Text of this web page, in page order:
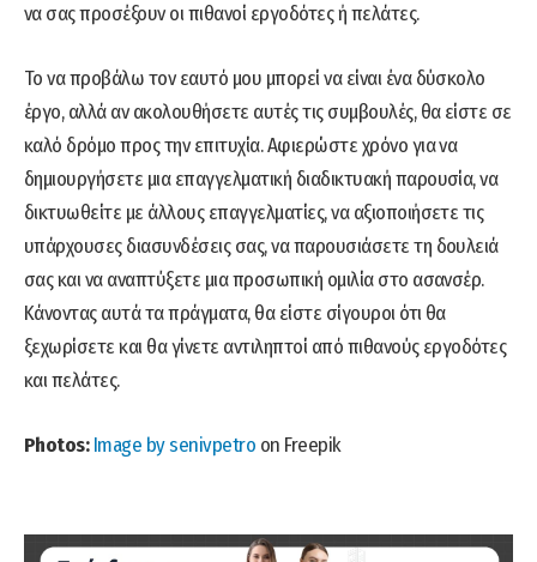
να σας προσέξουν οι πιθανοί εργοδότες ή πελάτες.
Το να προβάλω τον εαυτό μου μπορεί να είναι ένα δύσκολο
έργο, αλλά αν ακολουθήσετε αυτές τις συμβουλές, θα είστε σε
καλό δρόμο προς την επιτυχία. Αφιερώστε χρόνο για να
δημιουργήσετε μια επαγγελματική διαδικτυακή παρουσία, να
δικτυωθείτε με άλλους επαγγελματίες, να αξιοποιήσετε τις
υπάρχουσες διασυνδέσεις σας, να παρουσιάσετε τη δουλειά
σας και να αναπτύξετε μια προσωπική ομιλία στο ασανσέρ.
Κάνοντας αυτά τα πράγματα, θα είστε σίγουροι ότι θα
ξεχωρίσετε και θα γίνετε αντιληπτοί από πιθανούς εργοδότες
και πελάτες.
Photos:Image by senivpetro on Freepik